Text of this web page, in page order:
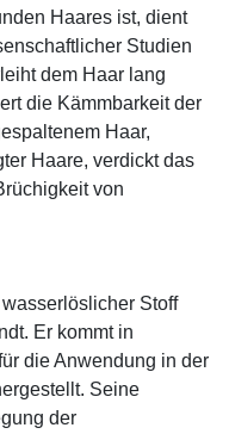
Haares ist, dient
Studien
dem Haar lang
die Kämmbarkeit der
Haar,
Haare, verdickt das
von
Stoff
Er kommt in
die Anwendung in der
Seine
der